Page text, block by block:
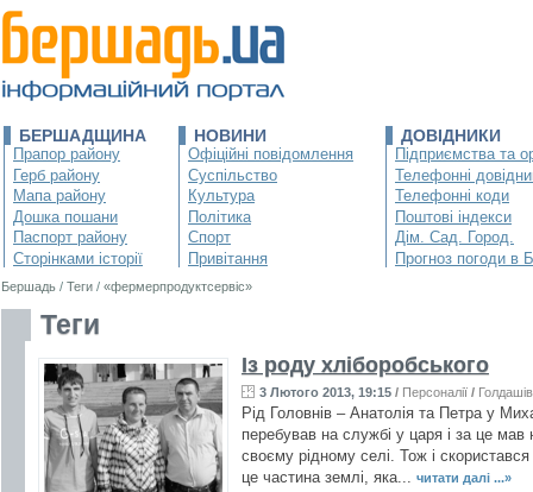
БЕРШАДЩИНА
Прапор району
Герб району
Мапа району
Дошка пошани
Паспорт району
Сторінками історії
НОВИНИ
Офіційні повідомлення
Суспільство
Культура
Політика
Спорт
Привітання
ДОВІДНИКИ
Підприємства та
Телефонні
Телефонні коди
Поштові індекси
Дім. Сад. Город.
Прогноз погоди в
Бершадь / Теги / «фермерпродуктсервіс»
Теги
Із роду хліборобського
3 Лютого 2013, 19:15 / Персоналії /
Рід Головнів – Анатолія та Петра у
перебував на службі у царя і за це мав
своєму рідному селі. Тож і
це частина землі, яка... читати далі ...»